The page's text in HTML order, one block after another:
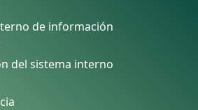
de información
del sistema interno